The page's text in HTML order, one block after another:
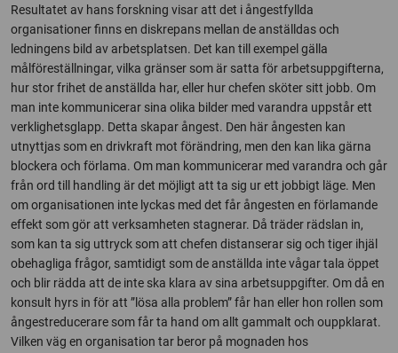
Resultatet av hans forskning visar att det i ångestfyllda
organisationer finns en diskrepans mellan de anställdas och
ledningens bild av arbetsplatsen. Det kan till exempel gälla
målföreställningar, vilka gränser som är satta för arbetsuppgifterna,
hur stor frihet de anställda har, eller hur chefen sköter sitt jobb. Om
man inte kommunicerar sina olika bilder med varandra uppstår ett
verklighetsglapp. Detta skapar ångest. Den här ångesten kan
utnyttjas som en drivkraft mot förändring, men den kan lika gärna
blockera och förlama. Om man kommunicerar med varandra och går
från ord till handling är det möjligt att ta sig ur ett jobbigt läge. Men
om organisationen inte lyckas med det får ångesten en förlamande
effekt som gör att verksamheten stagnerar. Då träder rädslan in,
som kan ta sig uttryck som att chefen distanserar sig och tiger ihjäl
obehagliga frågor, samtidigt som de anställda inte vågar tala öppet
och blir rädda att de inte ska klara av sina arbetsuppgifter. Om då en
konsult hyrs in för att ”lösa alla problem” får han eller hon rollen som
ångestreducerare som får ta hand om allt gammalt och ouppklarat.
Vilken väg en organisation tar beror på mognaden hos